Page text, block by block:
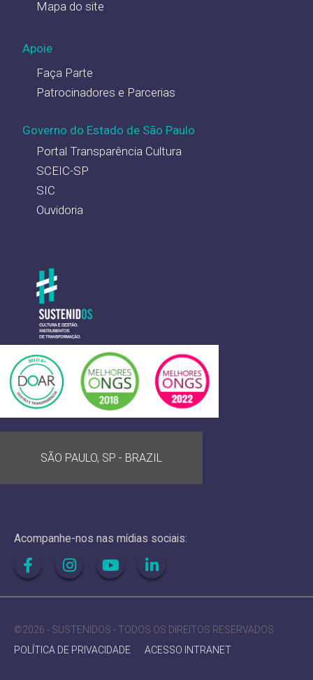
Mapa do site
Apoie
Faça Parte
Patrocinadores e Parcerias
Governo do Estado de São Paulo
Portal Transparência Cultura
SCEIC-SP
SIC
Ouvidoria
SÃO PAULO, SP - BRAZIL
Acompanhe-nos nas mídias sociais:
©2026 - SUSTENIDOS - TODOS OS DIREITOS RESERVADOS
POLÍTICA DE PRIVACIDADE
ACESSO INTRANET